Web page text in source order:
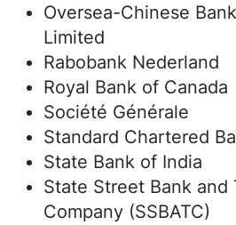
Oversea-Chinese
Limited
Rabobank Nederland
Royal Bank of Canada
Société Générale
Standard Chartered
State Bank of India
State Street Bank and
Company (SSBATC)